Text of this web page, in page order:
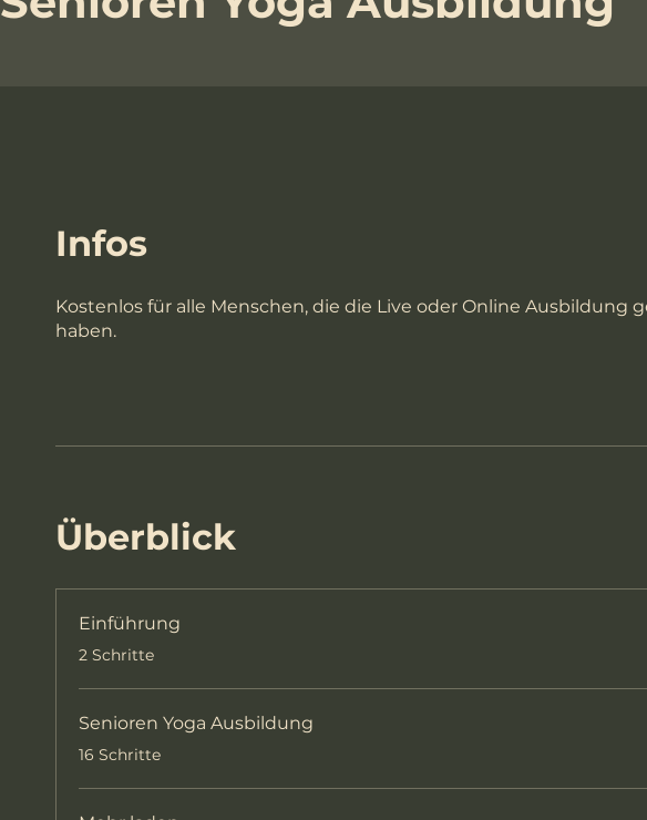
Infos
Kostenlos für alle Menschen, die die Live oder Online Ausbildung
haben.
Überblick
Einführung
.2 Schritte
Senioren Yoga Ausbildung
.16 Schritte